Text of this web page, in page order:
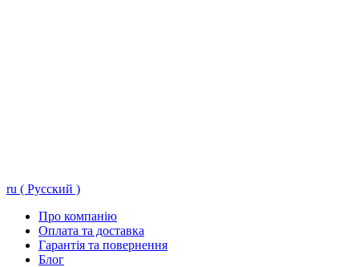
ru ( Русский )
Про компанію
Оплата та доставка
Гарантія та повернення
Блог